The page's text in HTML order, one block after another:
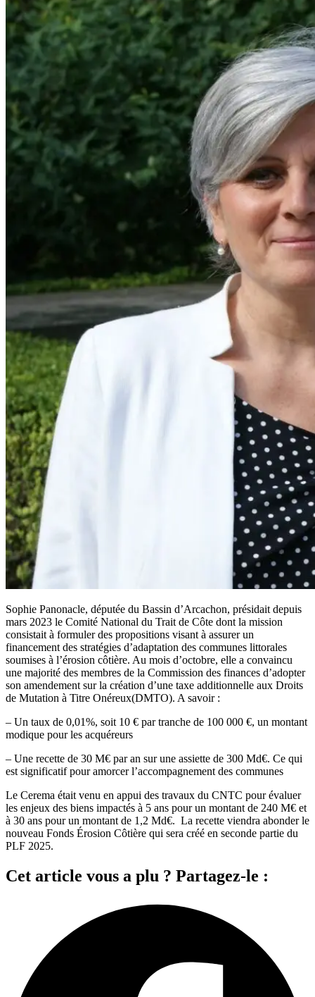
Sophie Panonacle, députée du Bassin d’Arcachon, présidait depuis
mars 2023 le Comité National du Trait de Côte dont la mission
consistait à formuler des propositions visant à assurer un
financement des stratégies d’adaptation des communes littorales
soumises à l’érosion côtière. Au mois d’octobre, elle a convaincu
une majorité des membres de la Commission des finances d’adopter
son amendement sur la création d’une taxe additionnelle aux Droits
de Mutation à Titre Onéreux(DMTO). A savoir :
– Un taux de 0,01%, soit 10 € par tranche de 100 000 €, un montant
modique pour les acquéreurs
– Une recette de 30 M€ par an sur une assiette de 300 Md€. Ce qui
est significatif pour amorcer l’accompagnement des communes
Le Cerema était venu en appui des travaux du CNTC pour évaluer
les enjeux des biens impactés à 5 ans pour un montant de 240 M€ et
à 30 ans pour un montant de 1,2 Md€. La recette viendra abonder le
nouveau Fonds Érosion Côtière qui sera créé en seconde partie du
PLF 2025.
Cet article vous a plu ? Partagez-le :